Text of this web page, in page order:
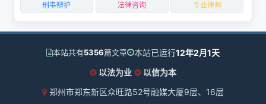
刑事辩护 法律咨询 专业律师
本站共有5356篇文章 本站已运行12年2月1天
以法为业
以信为本
郑州市郑东新区众旺路52号融媒大厦9层、16层